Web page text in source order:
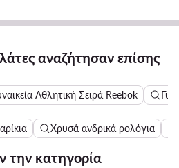
αναζήτησαν επίσης
Αθλητική Σειρά Reebok
Χρυσά ανδρικά ρολόγια
την κατηγορία